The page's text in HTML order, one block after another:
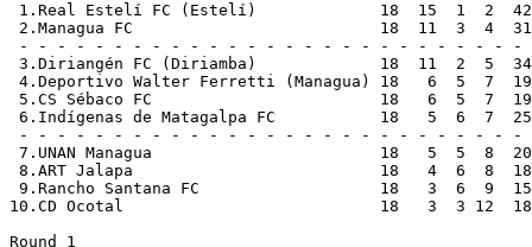
1.Real Estelí FC (Estelí)             18  15  1  2
2.Managua FC                          18  11  3  4
- - - - - - - - - - - - - - - - - - - - - - - - - - -
3.Diriangén FC (Diriamba)             18  11  2  5
4.Deportivo Walter Ferretti (Managua) 18   6  5  7
5.CS Sébaco FC                        18   6  5  7
6.Indígenas de Matagalpa FC           18   5  6  7
- - - - - - - - - - - - - - - - - - - - - - - - - - -
7.UNAN Managua                        18   5  5  8
8.ART Jalapa                          18   4  6  8  18-
9.Rancho Santana FC                   18   3  6  9
10.CD Ocotal                           18   3  3 12
Round 1